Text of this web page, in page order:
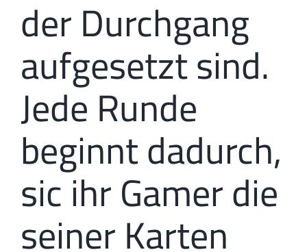
der Durchgang
aufgesetzt sind.
Jede Runde
beginnt dadurch,
sic ihr Gamer die
seiner Karten